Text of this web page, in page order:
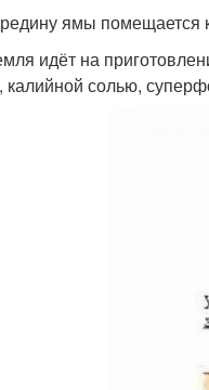
ямы помещается
идёт на
калийной солью,